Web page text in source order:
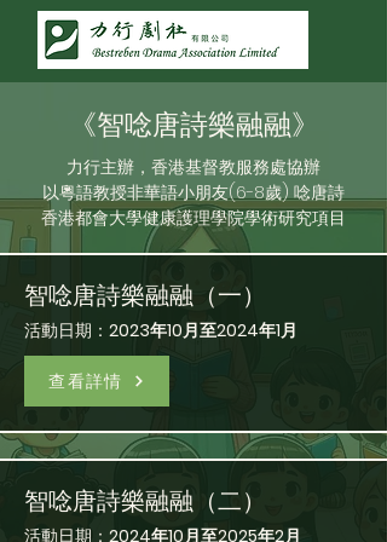
《智唸唐詩樂融融》
力行主辦，香港基督教服務處協辦
以粵語教授非華語小朋友(6-8歲) 唸唐詩
香港都會大學健康護理學院學術研究項目
智唸唐詩樂融融（一）
活動日期： 2023年10月至2024年1月
查看詳情
智唸唐詩樂融融（二）
活動日期： 2024年10月至2025年2月